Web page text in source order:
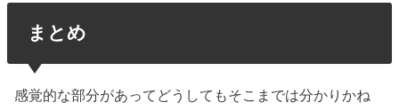
まとめ
感覚的な部分があってどうしてもそこまでは分かりかね